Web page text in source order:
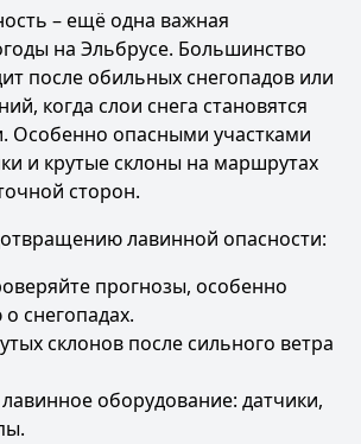
– ещё одна важная
на Эльбрусе. Большинство
после обильных снегопадов или
когда слои снега становятся
Особенно опасными участками
и крутые склоны на маршрутах
сторон.
лавинной опасности:
прогнозы, особенно
снегопадах.
склонов после сильного ветра
оборудование: датчики,